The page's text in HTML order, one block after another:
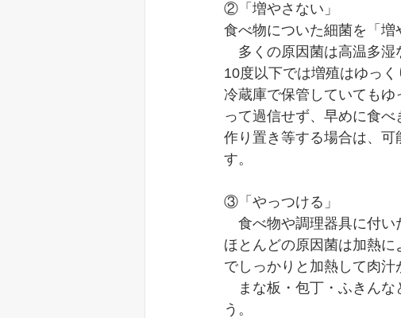
②「増やさない」
食べ物についた細菌を「増
多くの原因菌は高温多湿
10度以下では増殖はゆっく
冷蔵庫で保管していても
って過信せず、早めに食べ
作り置き等する場合は、
す。
③「やっつける」
食べ物や調理器具に付い
ほとんどの原因菌は加熱
でしっかりと加熱して肉汁
まな板・包丁・ふきんな
う。